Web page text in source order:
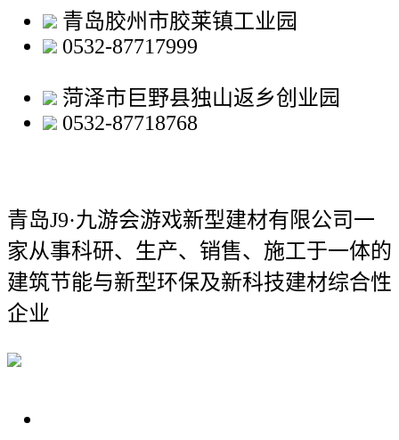
青岛胶州市胶莱镇工业园
0532-87717999
菏泽市巨野县独山返乡创业园
0532-87718768
青岛J9·九游会游戏新型建材有限公司一
家从事科研、生产、销售、施工于一体的
建筑节能与新型环保及新科技建材综合性
企业